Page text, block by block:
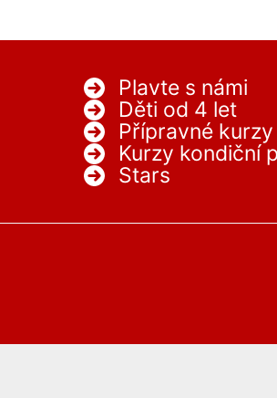
Plavte s námi
Děti od 4 let
Přípravné
Kurzy kondiční
Stars